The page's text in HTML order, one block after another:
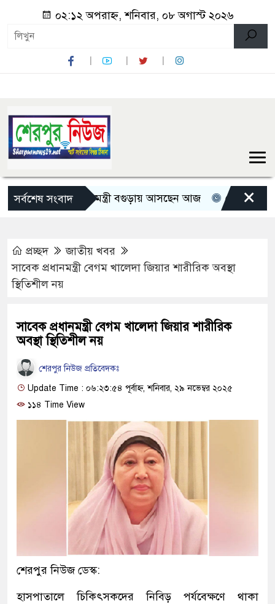
০২:১২ অপরাহ্ন, শনিবার, ০৮ অগাস্ট ২০২৬
সর্বশেষ সংবাদ
মন্ত্রী-প্রতিমন্ত্রী বগুড়ায় আসছেন আজ রোমান্টিক বার্তা
×
প্রচ্ছদ
জাতীয় খবর
সাবেক প্রধানমন্ত্রী বেগম খালেদা জিয়ার শারীরিক অবস্থা
স্থিতিশীল নয়
সাবেক প্রধানমন্ত্রী বেগম খালেদা জিয়ার শারীরিক
অবস্থা স্থিতিশীল নয়
শেরপুর নিউজ প্রতিবেদকঃ
Update Time : ০৬:২৩:৫৪ পূর্বাহ্ন, শনিবার, ২৯ নভেম্বর ২০২৫
১১৪ Time View
শেরপুর নিউজ ডেস্ক:
হাসপাতালে চিকিৎসকদের নিবিড় পর্যবেক্ষণে থাকা